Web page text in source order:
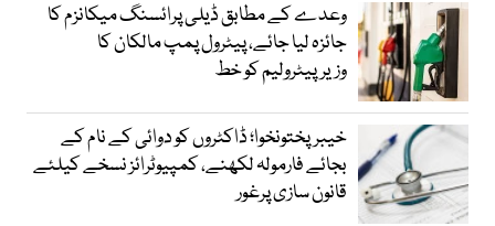
وعدے کے مطابق ڈیلی پرائسنگ میکانزم کا
جائزہ لیا جائے، پیٹرول پمپ مالکان کا
وزیرپیٹرولیم کو خط
خیبرپختونخوا؛ ڈاکٹروں کو دوائی کے نام کے
بجائے فارمولہ لکھنے، کمپیوٹرائز نسخے کیلئے
قانون سازی پرغور